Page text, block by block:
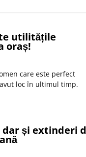
utilitățile
oraș!
care este perfect
loc în ultimul timp.
și extinderi